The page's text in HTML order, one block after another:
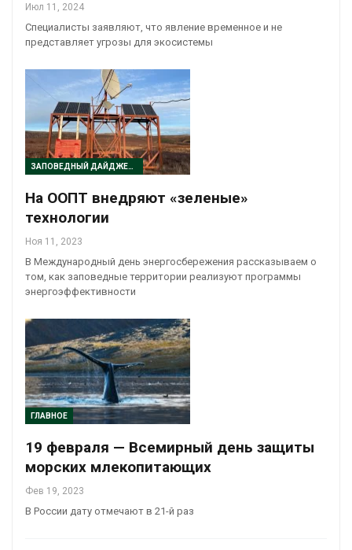
Июл 11, 2024
Специалисты заявляют, что явление временное и не
представляет угрозы для экосистемы
ЗАПОВЕДНЫЙ ДАЙДЖЕСТ
На ООПТ внедряют «зеленые»
технологии
Ноя 11, 2023
В Международный день энергосбережения рассказываем о
том, как заповедные территории реализуют программы
энергоэффективности
ГЛАВНОЕ
19 февраля — Всемирный день защиты
морских млекопитающих
Фев 19, 2023
В России дату отмечают в 21-й раз